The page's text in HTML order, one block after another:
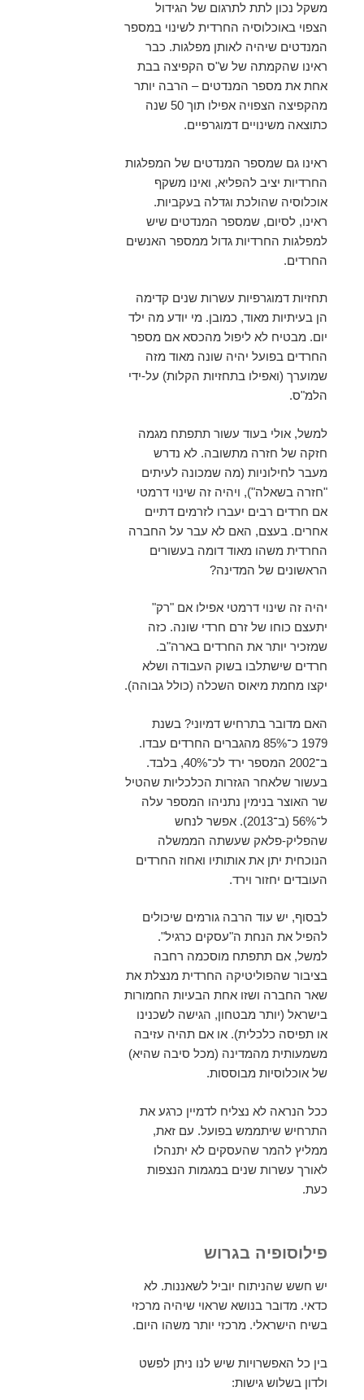
משקל נכון לתת לתרגום של הגידול
הצפוי באוכלוסיה החרדית לשינוי במספר
המנדטים שיהיה לאותן מפלגות. כבר
ראינו שהקמתה של ש"ס הקפיצה בבת
אחת את מספר המנדטים – הרבה יותר
מהקפיצה הצפויה אפילו תוך 50 שנה
כתוצאה משינויים דמוגרפיים.
ראינו גם שמספר המנדטים של המפלגות
החרדיות יציב להפליא, ואינו משקף
אוכלוסיה שהולכת וגדלה בעקביות.
ראינו, לסיום, שמספר המנדטים שיש
למפלגות החרדיות גדול ממספר האנשים
החרדים.
תחזיות דמוגרפיות עשרות שנים קדימה
הן בעיתיות מאוד, כמובן. מי יודע מה ילד
יום. מבטיח לא ליפול מהכסא אם מספר
החרדים בפועל יהיה שונה מאוד מזה
שמוערך (ואפילו בתחזיות הקלות) על-ידי
הלמ"ס.
למשל, אולי בעוד עשור תתפתח מגמה
חזקה של חזרה מתשובה. לא נדרש
מעבר לחילוניות (מה שמכונה לעיתים
"חזרה בשאלה"), ויהיה זה שינוי דרמטי
אם חרדים רבים יעברו לזרמים דתיים
אחרים. בעצם, האם לא עבר על החברה
החרדית משהו מאוד דומה בעשורים
הראשונים של המדינה?
יהיה זה שינוי דרמטי אפילו אם "רק"
יתעצם כוחו של זרם חרדי שונה. כזה
שמזכיר יותר את החרדים בארה"ב.
חרדים שישתלבו בשוק העבודה ושלא
יקצו מחמת מיאוס השכלה (כולל גבוהה).
האם מדובר בתרחיש דמיוני? בשנת
1979 כ־85% מהגברים החרדים עבדו.
ב־2002 המספר ירד לכ־40%, בלבד.
בעשור שלאחר הגזרות הכלכליות שהטיל
שר האוצר בנימין נתניהו המספר עלה
ל־56% (ב־2013). אפשר לנחש
שהפליק-פלאק שעשתה הממשלה
הנוכחית יתן את אותותיו ואחוז החרדים
העובדים יחזור וירד.
לבסוף, יש עוד הרבה גורמים שיכולים
להפיל את הנחת ה"עסקים כרגיל".
למשל, אם תתפתח מוסכמה רחבה
בציבור שהפוליטיקה החרדית מנצלת את
שאר החברה ושזו אחת הבעיות החמורות
בישראל (יותר מבטחון, הגישה לשכנינו
או תפיסה כלכלית). או אם תהיה עזיבה
משמעותית מהמדינה (מכל סיבה שהיא)
של אוכלוסיות מבוססות.
ככל הנראה לא נצליח לדמיין כרגע את
התרחיש שיתממש בפועל. עם זאת,
ממליץ להמר שהעסקים לא יתנהלו
לאורך עשרות שנים במגמות הנצפות
כעת.
פילוסופיה בגרוש
יש חשש שהניתוח יוביל לשאננות. לא
כדאי. מדובר בנושא שראוי שיהיה מרכזי
בשיח הישראלי. מרכזי יותר משהו היום.
בין כל האפשרויות שיש לנו ניתן לפשט
ולדון בשלוש גישות: